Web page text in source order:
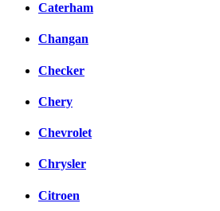
Caterham
Changan
Checker
Chery
Chevrolet
Chrysler
Citroen